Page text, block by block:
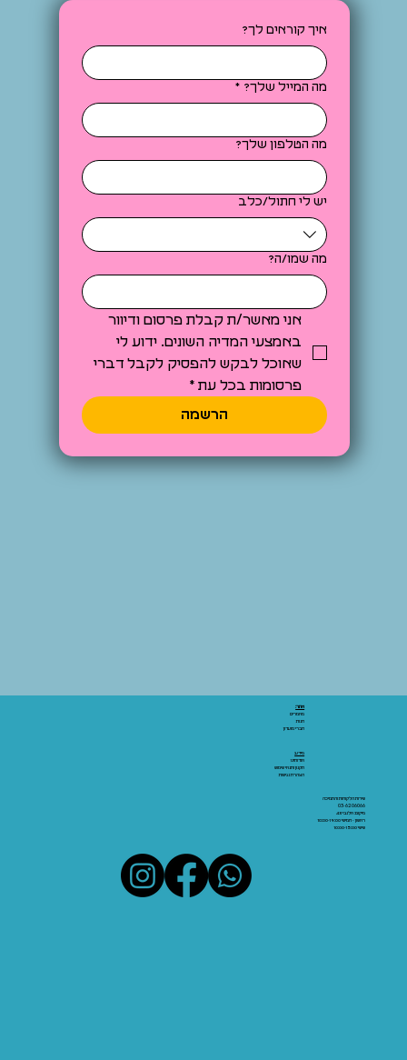
איך קוראים לך?
מה המייל שלך? *
מה הטלפון שלך?
יש לי חתול/כלב
מה שמו/ה?
אני מאשר/ת קבלת פרסום ודיוור
באמצעי המדיה השונים. ידוע לי
שאוכל לבקש להפסיק לקבל דברי
פרסומות בכל עת *
הרשמה
שירות הלקוחות והתמיכה
03-6206066
מיקום: אלנבי 43
ראשון - חמישי 10:00-19:00
שישי 10:00-15:00
אתר:
מאמרים
חנות
חברי מועדון
מידע:
אודותינו
תקנון ותנאי שימוש
הצהרת נגישות